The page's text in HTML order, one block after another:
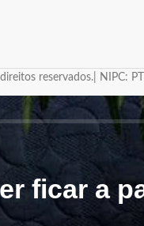
reservados.| NIPC:
ficar a